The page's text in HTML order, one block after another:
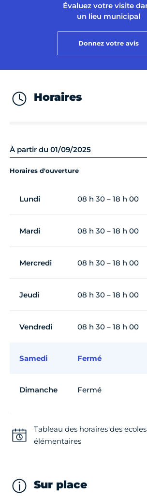
Évaluez votre visite
un lieu municipal
Donnez votre avis
Horaires
À partir du 01/09/2025
Horaires d'ouverture
Lundi 08 h 30 – 18 h 00
Mardi 08 h 30 – 18 h 00
Mercredi 08 h 30 – 18 h 00
Jeudi 08 h 30 – 18 h 00
Vendredi 08 h 30 – 18 h 00
Samedi Fermé
Dimanche Fermé
Tableau des horaires des ecoles
élémentaires
Sur place